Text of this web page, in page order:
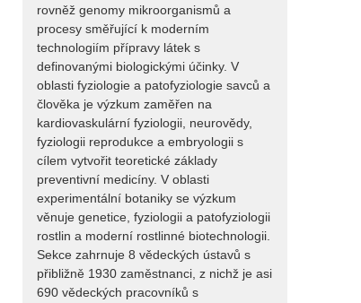
rovněž genomy mikroorganismů a
procesy směřující k moderním
technologiím přípravy látek s
definovanými biologickými účinky. V
oblasti fyziologie a patofyziologie savců a
člověka je výzkum zaměřen na
kardiovaskulární fyziologii, neurovědy,
fyziologii reprodukce a embryologii s
cílem vytvořit teoretické základy
preventivní medicíny. V oblasti
experimentální botaniky se výzkum
věnuje genetice, fyziologii a patofyziologii
rostlin a moderní rostlinné biotechnologii.
Sekce zahrnuje 8 vědeckých ústavů s
přibližně 1930 zaměstnanci, z nichž je asi
690 vědeckých pracovníků s